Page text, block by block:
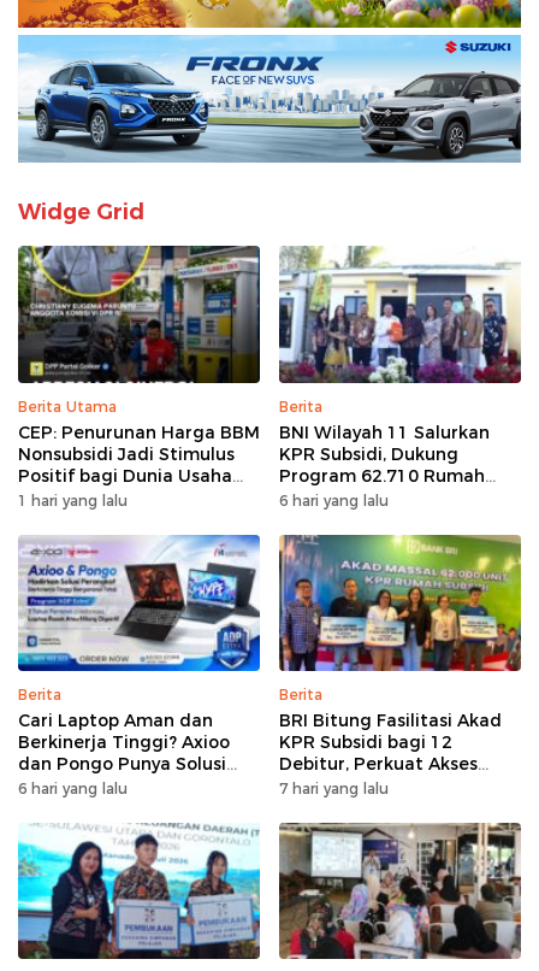
Widge Grid
Berita Utama
CEP: Penurunan Harga BBM
Nonsubsidi Jadi Stimulus
Positif bagi Dunia Usaha
dan Pertumbuhan Ekonomi
1 hari yang lalu
Berita
BNI Wilayah 11 Salurkan
KPR Subsidi, Dukung
Program 62.710 Rumah
Bersubsidi
6 hari yang lalu
Berita
Cari Laptop Aman dan
Berkinerja Tinggi? Axioo
dan Pongo Punya Solusi
dengan Garansi Ekstra
6 hari yang lalu
Berita
BRI Bitung Fasilitasi Akad
KPR Subsidi bagi 12
Debitur, Perkuat Akses
Hunian Masyarakat
7 hari yang lalu